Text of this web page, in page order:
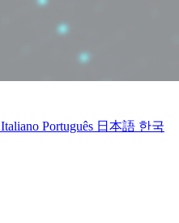
Italiano Português 日本語 한국